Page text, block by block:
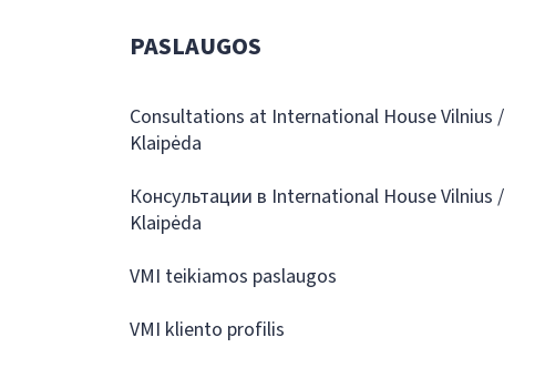
PASLAUGOS
Consultations at International House Vilnius /
Klaipėda
Консультации в International House Vilnius /
Klaipėda
VMI teikiamos paslaugos
VMI kliento profilis